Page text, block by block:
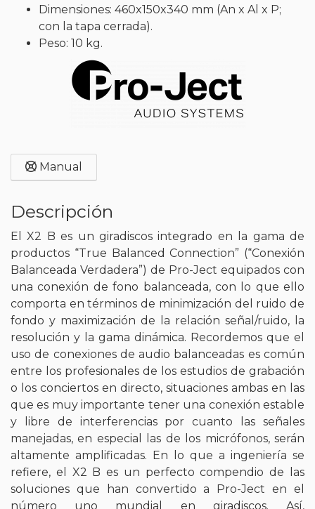
Dimensiones: 460x150x340 mm (An x Al x P;
con la tapa cerrada).
Peso: 10 kg.
Manual
Descripción
El X2 B es un giradiscos integrado en la gama de
productos “True Balanced Connection” (“Conexión
Balanceada Verdadera”) de Pro-Ject equipados con
una conexión de fono balanceada, con lo que ello
comporta en términos de minimización del ruido de
fondo y maximización de la relación señal/ruido, la
resolución y la gama dinámica. Recordemos que el
uso de conexiones de audio balanceadas es común
entre los profesionales de los estudios de grabación
o los conciertos en directo, situaciones ambas en las
que es muy importante tener una conexión estable
y libre de interferencias por cuanto las señales
manejadas, en especial las de los micrófonos, serán
altamente amplificadas. En lo que a ingeniería se
refiere, el X2 B es un perfecto compendio de las
soluciones que han convertido a Pro-Ject en el
número uno mundial en giradiscos. Así,